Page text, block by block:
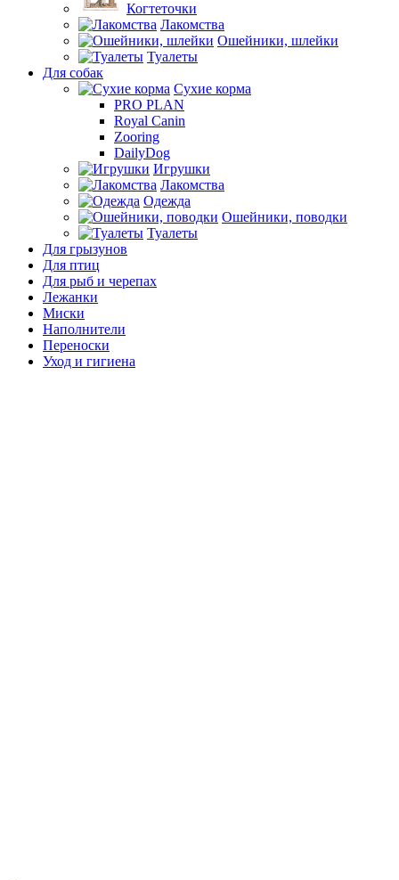
Когтеточки
Лакомства
Ошейники, шлейки
Туалеты
Для собак
Сухие корма
PRO PLAN
Royal Canin
Zooring
DailyDog
Игрушки
Лакомства
Одежда
Ошейники, поводки
Туалеты
Для грызунов
Для птиц
Для рыб и черепах
Лежанки
Миски
Наполнители
Переноски
Уход и гигиена